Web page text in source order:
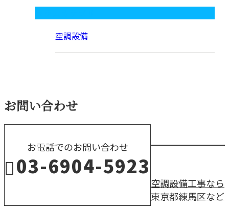
空調設備
お問い合わせ
お電話でのお問い合わせ
03-6904-5923
空調設備工事なら
東京都練馬区など